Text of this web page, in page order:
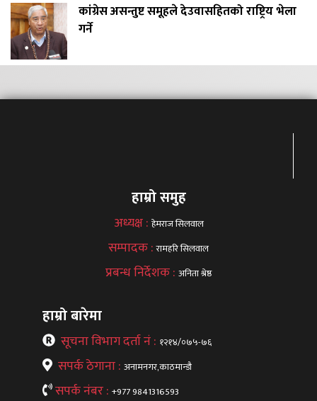
कांग्रेस असन्तुष्ट समूहले देउवासहितको राष्ट्रिय भेला
गर्ने
हाम्रो समुह
अध्यक्ष : हेमराज सिलवाल
सम्पादक :रामहरि सिलवाल
प्रबन्ध निर्देशक : अनिता श्रेष्ठ
हाम्रो बारेमा
सूचना विभाग दर्ता नं : १२१४/०७५-७६
सपर्क ठेगाना : अनामनगर,काठमान्डौ
सपर्क नंबर : +977 9841316593